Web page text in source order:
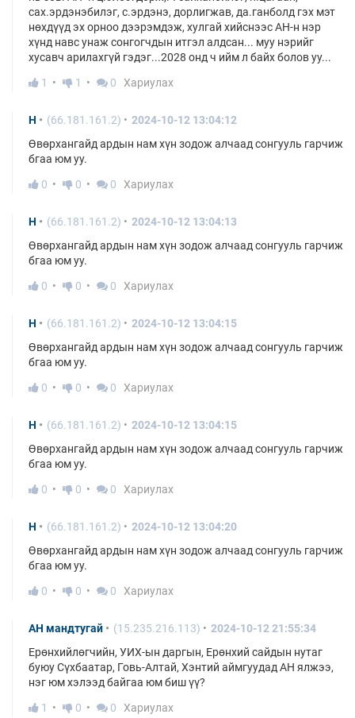
сах.эрдэнэбилэг, с.эрдэнэ, дорлигжав, да.ганболд гэх мэт
нөхдүүд эх орноо дээрэмдэж, хулгай хийснээс АН-н нэр
хүнд навс унаж сонгогчдын итгэл алдсан... муу нэрийг
хусавч арилахгүй гэдэг...2028 онд ч ийм л байх болов уу...
1
1 0 Хариулах
H (66.181.161.2)
2024-10-12 13:04:12
Өвөрхангайд ардын нам хүн зодож алчаад сонгууль гарчиж
бгаа юм уу.
0
0 0 Хариулах
H (66.181.161.2)
2024-10-12 13:04:13
Өвөрхангайд ардын нам хүн зодож алчаад сонгууль гарчиж
бгаа юм уу.
0
0 0 Хариулах
H (66.181.161.2)
2024-10-12 13:04:15
Өвөрхангайд ардын нам хүн зодож алчаад сонгууль гарчиж
бгаа юм уу.
0
0 0 Хариулах
H (66.181.161.2)
2024-10-12 13:04:15
Өвөрхангайд ардын нам хүн зодож алчаад сонгууль гарчиж
бгаа юм уу.
0
0 0 Хариулах
H (66.181.161.2)
2024-10-12 13:04:20
Өвөрхангайд ардын нам хүн зодож алчаад сонгууль гарчиж
бгаа юм уу.
0
0 0 Хариулах
АН мандтугай (15.235.216.113)
2024-10-12 21:55:34
Ерөнхийлөгчийн, УИХ-ын даргын, Ерөнхий сайдын нутаг
буюу Сүхбаатар, Говь-Алтай, Хэнтий аймгуудад АН ялжээ,
нэг юм хэлээд байгаа юм биш үү?
1
0 0 Хариулах